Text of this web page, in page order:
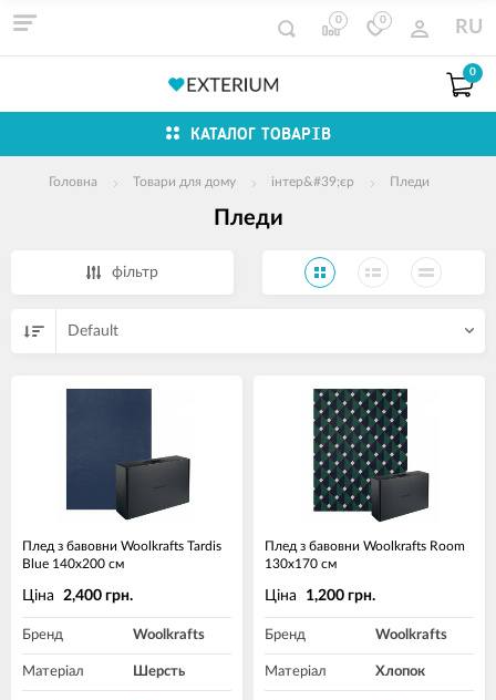
0 0 RU
0
КАТАЛОГ ТОВАРІВ
Головна Товари для дому інтер&#39;єр Пледи
Пледи
фільтр
Default
Плед з бавовни Woolkrafts Tardis
Blue 140х200 см
Ціна 2,400 грн.
Бренд Woolkrafts
Матеріал Шерсть
Плед з бавовни Woolkrafts Room
130х170 см
Ціна 1,200 грн.
Бренд Woolkrafts
Матеріал Хлопок